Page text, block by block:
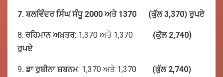
7. ਬਲਵਿੰਦਰ ਸਿੰਘ ਸੰਧੂ 2000 ਅਤੇ 1370 (ਕੁੱਲ 3,370) ਰੁਪਏ
8. ਰਹਿਮਾਨ ਅਖ਼ਤਰ: 1,370 ਅਤੇ 1,370 (ਕੁੱਲ2,740)
ਰੁਪਏ
9. ਡਾ ਰੁਬੀਨਾ ਸ਼ਬਨਮ: 1,370 ਅਤੇ 1,370 (ਕੁੱਲ2,740)